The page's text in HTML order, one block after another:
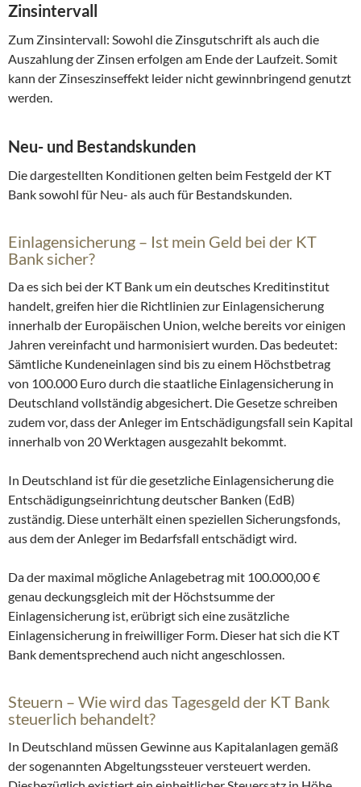
Zinsintervall
Zum Zinsintervall: Sowohl die Zinsgutschrift als auch die
Auszahlung der Zinsen erfolgen am Ende der Laufzeit. Somit
kann der Zinseszinseffekt leider nicht gewinnbringend genutzt
werden.
Neu- und Bestandskunden
Die dargestellten Konditionen gelten beim Festgeld der KT
Bank sowohl für Neu- als auch für Bestandskunden.
Einlagensicherung – Ist mein Geld bei der KT
Bank sicher?
Da es sich bei der KT Bank um ein deutsches Kreditinstitut
handelt, greifen hier die Richtlinien zur Einlagensicherung
innerhalb der Europäischen Union, welche bereits vor einigen
Jahren vereinfacht und harmonisiert wurden. Das bedeutet:
Sämtliche Kundeneinlagen sind bis zu einem Höchstbetrag
von 100.000 Euro durch die staatliche Einlagensicherung in
Deutschland vollständig abgesichert. Die Gesetze schreiben
zudem vor, dass der Anleger im Entschädigungsfall sein Kapital
innerhalb von 20 Werktagen ausgezahlt bekommt.
In Deutschland ist für die gesetzliche Einlagensicherung die
Entschädigungseinrichtung deutscher Banken (EdB)
zuständig. Diese unterhält einen speziellen Sicherungsfonds,
aus dem der Anleger im Bedarfsfall entschädigt wird.
Da der maximal mögliche Anlagebetrag mit 100.000,00 €
genau deckungsgleich mit der Höchstsumme der
Einlagensicherung ist, erübrigt sich eine zusätzliche
Einlagensicherung in freiwilliger Form. Dieser hat sich die KT
Bank dementsprechend auch nicht angeschlossen.
Steuern – Wie wird das Tagesgeld der KT Bank
steuerlich behandelt?
In Deutschland müssen Gewinne aus Kapitalanlagen gemäß
der sogenannten Abgeltungssteuer versteuert werden.